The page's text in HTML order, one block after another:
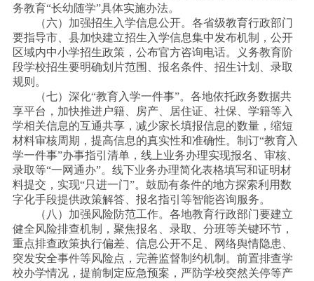
务教育“长幼随学”具体实施办法。
（六）加强招生入学信息公开。各省级教育行政部门
要指导市、县加快建立招生入学信息集中发布机制，公开
区域内中小学招生政策，公布官方咨询电话。义务教育阶
段学校招生要明确划片范围、报名条件、招生计划、录取
规则。
（七）深化“教育入学一件事”。各地依托政务数据共
享平台，加快推进户籍、房产、居住证、社保、学籍等入
学相关信息的互通共享，减少家长填报信息的数量，缩短
材料审核周期，提高信息的真实性和准确性。制订“教育入
学一件事”办事指引清单，线上业务办理实现报名、审核、
录取等“一网通办”。线下业务办理简化表格填写和证明材
料提交，实现“只进一门”。鼓励有条件的地方探索利用数
字化手段提供政策解答、报名指引等智能咨询服务。
（八）加强风险防范工作。各地教育行政部门要建立
健全风险排查机制，聚焦报名、录取、分班等关键环节，
重点排查政策执行偏差、信息公开不足、网络舆情隐患、
突发安全事件等风险点，完善监督制约机制。前置排查学
校办学情况，提前制定应急预案，严防学校突然关停等产